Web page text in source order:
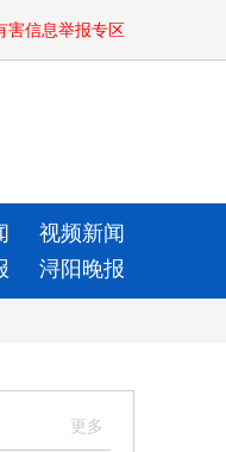
害信息举报专区
视频新闻
浔阳晚报